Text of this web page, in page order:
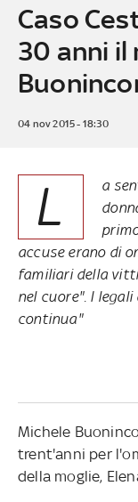
Caso
30 anni il
04 nov 2015 - 18:30
L
a
accuse erano di
familiari della
nel cuore". I
continua"
Michele
trent'anni per
della moglie,